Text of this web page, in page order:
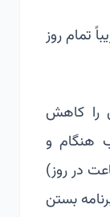
تمام روز
را کاهش
هنگام و
(در حدود 12 تا 14 ساعت در روز)
بستن